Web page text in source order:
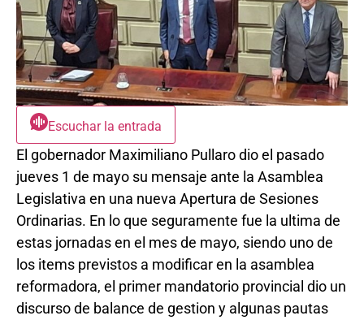
Escuchar la entrada
El gobernador Maximiliano Pullaro dio el pasado
jueves 1 de mayo su mensaje ante la Asamblea
Legislativa en una nueva Apertura de Sesiones
Ordinarias. En lo que seguramente fue la ultima de
estas jornadas en el mes de mayo, siendo uno de
los items previstos a modificar en la asamblea
reformadora, el primer mandatorio provincial dio un
discurso de balance de gestion y algunas pautas